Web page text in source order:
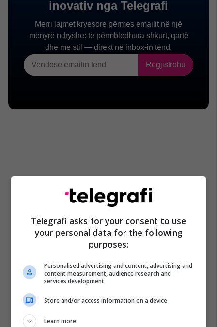
Telegrafi asks for your consent to use
your personal data for the following
purposes:
Personalised advertising and content, advertising and
content measurement, audience research and
services development
Store and/or access information on a device
Learn more